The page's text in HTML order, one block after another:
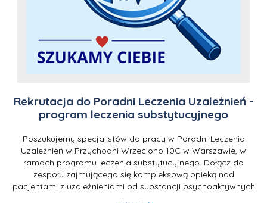
Rekrutacja do Poradni Leczenia Uzależnień -
program leczenia substytucyjnego
Poszukujemy specjalistów do pracy w Poradni Leczenia
Uzależnień w Przychodni Wrzeciono 10C w Warszawie, w
ramach programu leczenia substytucyjnego. Dołącz do
zespołu zajmującego się kompleksową opieką nad
pacjentami z uzależnieniami od substancji psychoaktywnych